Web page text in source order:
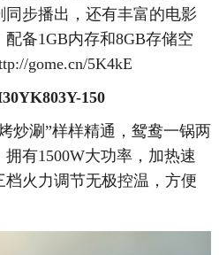
步播出，还有丰富的电影
备1GB内存和8GB存储空
gome.cn/5K4kE
150
涮”样样精通，鸳鸯一锅两
有1500W大功率，加热速
火力调节无极控温，方便